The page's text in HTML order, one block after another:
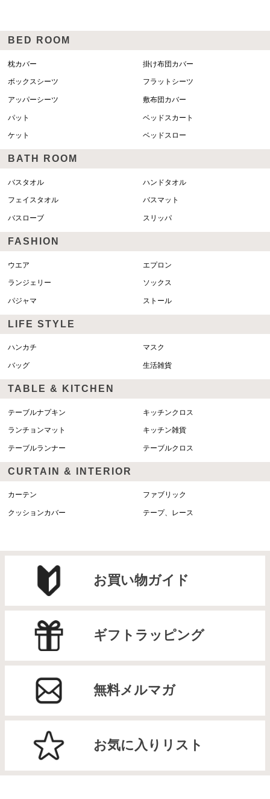
BED ROOM
枕カバー 掛け布団カバー
ボックスシーツ フラットシーツ
アッパーシーツ 敷布団カバー
パット ベッドスカート
ケット ベッドスロー
BATH ROOM
バスタオル ハンドタオル
フェイスタオル バスマット
バスローブ スリッパ
FASHION
ウエア エプロン
ランジェリー ソックス
パジャマ ストール
LIFE STYLE
ハンカチ マスク
バッグ 生活雑貨
TABLE & KITCHEN
テーブルナプキン キッチンクロス
ランチョンマット キッチン雑貨
テーブルランナー テーブルクロス
CURTAIN & INTERIOR
カーテン ファブリック
クッションカバー テープ、レース
お買い物ガイド
ギフトラッピング
無料メルマガ
お気に入りリスト